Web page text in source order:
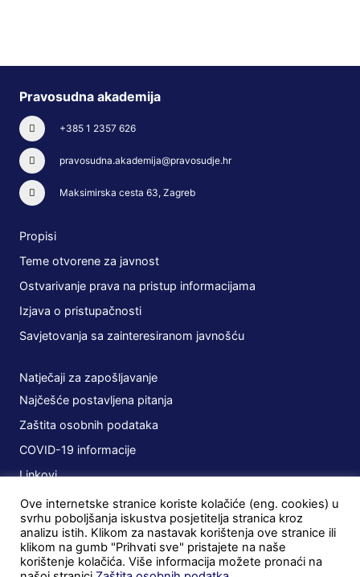
Pravosudna akademija
+385 1 2357 626
pravosudna.akademija@pravosudje.hr
Maksimirska cesta 63, Zagreb
Propisi
Teme otvorene za javnost
Ostvarivanje prava na pristup informacijama
Izjava o pristupačnosti
Savjetovanja sa zainteresiranom javnošću
Natječaji za zapošljavanje
Najčešće postavljena pitanja
Zaštita osobnih podataka
COVID-19 informacije
Linkovi
Planovi
Javna nabava
Ugovori
Ove internetske stranice koriste kolačiće (eng. cookies) u
svrhu poboljšanja iskustva posjetitelja stranica kroz
analizu istih. Klikom za nastavak korištenja ove stranice ili
klikom na gumb "Prihvati sve" pristajete na naše
korištenje kolačića. Više informacija možete pronaći na